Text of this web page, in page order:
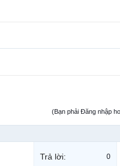
(Bạn phải Đăng nhập
Trả lời:
0